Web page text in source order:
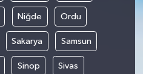
Niğde Ordu
Sakarya Samsun
Sinop Sivas